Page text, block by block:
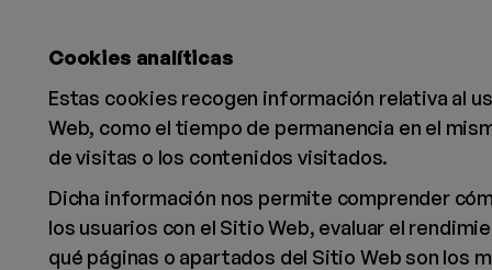
Cookies analíticas
Estas cookies recogen información relativa al
Web, como el tiempo de permanencia en el
de visitas o los contenidos visitados.
Dicha información nos permite comprender
los usuarios con el Sitio Web, evaluar el
qué páginas o apartados del Sitio Web son los